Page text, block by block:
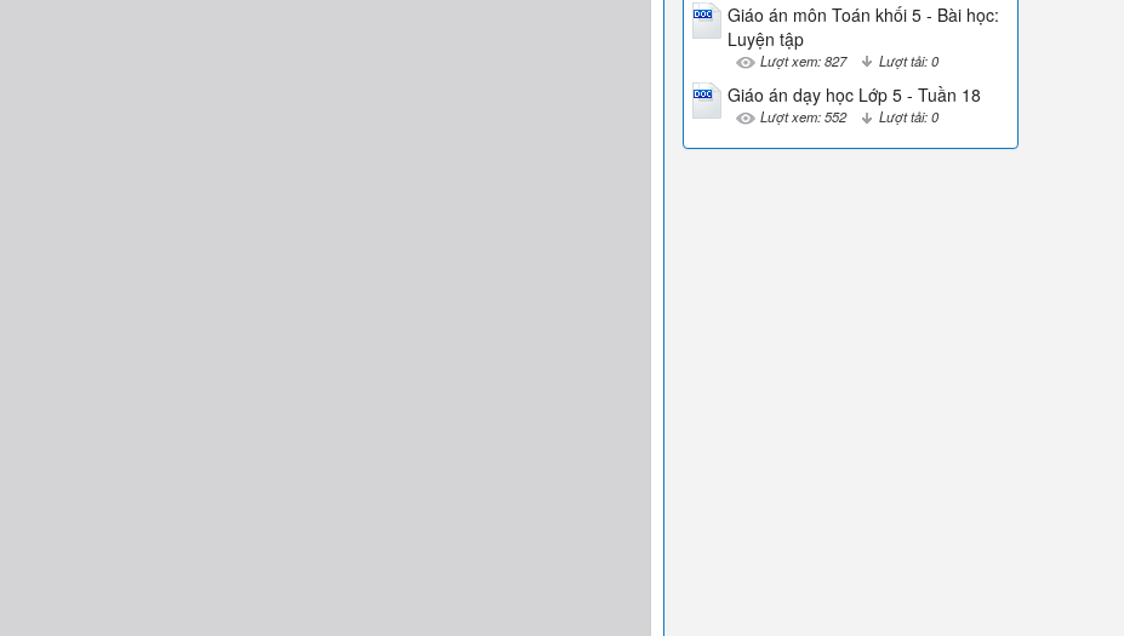
Giáo án môn Toán khối 5 - Bài học:
Luyện tập
Lượt xem: 827 Lượt tải: 0
Giáo án dạy học Lớp 5 - Tuần 18
Lượt xem: 552 Lượt tải: 0